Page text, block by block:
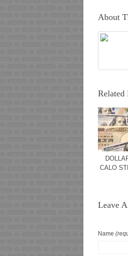
About
Related
CALO
Leave
Name